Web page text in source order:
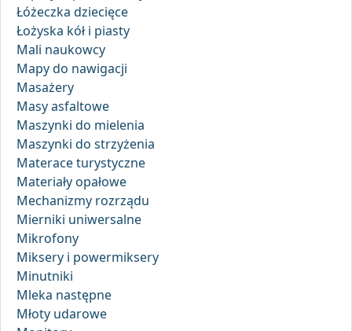
Łóżeczka dziecięce
Łożyska kół i piasty
Mali naukowcy
Mapy do nawigacji
Masażery
Masy asfaltowe
Maszynki do mielenia
Maszynki do strzyżenia
Materace turystyczne
Materiały opałowe
Mechanizmy rozrządu
Mierniki uniwersalne
Mikrofony
Miksery i powermiksery
Minutniki
Mleka następne
Młoty udarowe